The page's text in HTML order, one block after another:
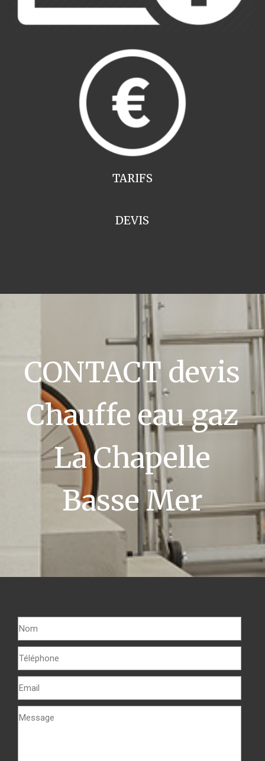
TARIFS
DEVIS
CONTACT devis
Chauffe eau gaz
La Chapelle
Basse Mer